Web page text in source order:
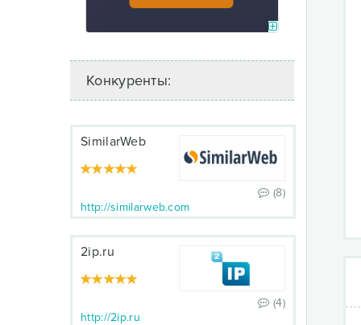
Конкуренты:
SimilarWeb
(8)
http://similarweb.com
2ip.ru
(4)
http://2ip.ru